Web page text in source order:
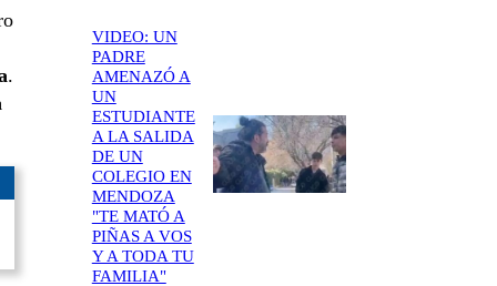
.
VIDEO: UN
PADRE
AMENAZÓ A
UN
ESTUDIANTE
A LA SALIDA
DE UN
COLEGIO EN
MENDOZA
"TE MATÓ A
PIÑAS A VOS
Y A TODA TU
FAMILIA"